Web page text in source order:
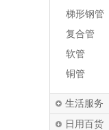
梯形钢管
复合管
软管
铜管
生活服务
日用百货